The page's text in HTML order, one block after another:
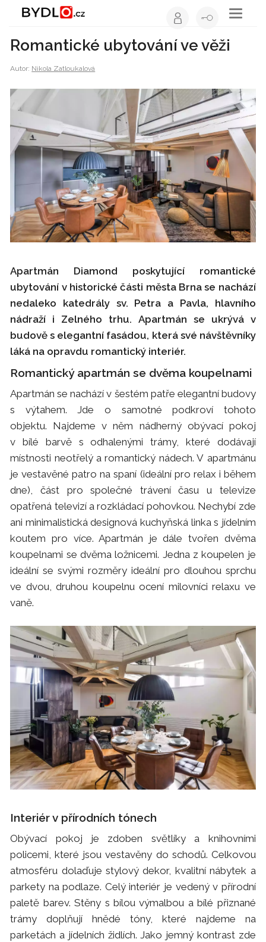
Toggle
Romantické ubytování ve věži
Autor: Nikola Zatloukalová
Apartmán Diamond poskytující romantické
ubytování v historické části města Brna se nachází
nedaleko katedrály sv. Petra a Pavla, hlavního
nádraží i Zelného trhu. Apartmán se ukrývá v
budově s elegantní fasádou, která své návštěvníky
láká na opravdu romantický interiér.
Romantický apartmán se dvěma koupelnami
Apartmán se nachází v šestém patře elegantní budovy
s výtahem. Jde o samotné podkroví tohoto
objektu. Najdeme v něm nádherný obývací pokoj
v bílé barvě s odhalenými trámy, které dodávají
místnosti neotřelý a romantický nádech. V apartmánu
je vestavěné patro na spaní (ideální pro relax i během
dne), část pro společné trávení času u televize
opatřená televizí a rozkládací pohovkou. Nechybí zde
ani minimalistická designová kuchyňská linka s jídelním
koutem pro více. Apartmán je dále tvořen dvěma
koupelnami se dvěma ložnicemi. Jedna z koupelen je
ideální se svými rozměry ideální pro dlouhou sprchu
ve dvou, druhou koupelnu ocení milovníci relaxu ve
vaně.
Interiér v přírodních tónech
Obývací pokoj je zdoben světlíky a knihovními
policemi, které jsou vestavěny do schodů. Celkovou
atmosféru dolaďuje stylový dekor, kvalitní nábytek a
parkety na podlaze. Celý interiér je vedený v přírodní
paletě barev. Stěny s bílou výmalbou a bílé přiznané
trámy doplňují hnědé tóny, které najdeme na
parketách a jídelních židlích. Jako jemný kontrast zde